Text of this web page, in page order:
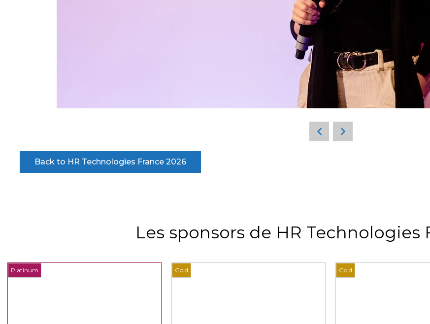
Back to HR Technologies France 2026
Les sponsors de HR Technologies
Platinum Gold Gold